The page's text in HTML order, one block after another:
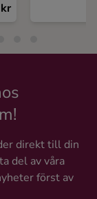
direkt till din
del av våra
först av